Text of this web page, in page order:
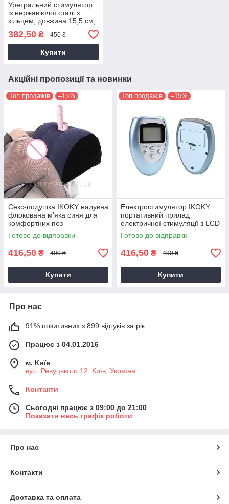
Уретральний стимулятор
із нержавіючої сталі з
кільцем, довжина 15,5 см,
діаметр 6 мм
382,50 ₴ 450 ₴
Купити
Акційні пропозиції та новинки
Топ продажів –15%
Секс-подушка IKOKY надувна
флокована м’яка синя для
комфортних поз
Готово до відправки
416,50 ₴ 490 ₴
Купити
Топ продажів –15%
Електростимулятор IKOKY
портативний прилад
електричної стимуляції з LCD
дисплеєм та режимами
масажу
Готово до відправки
416,50 ₴ 490 ₴
Купити
Про нас
91% позитивних з 899 відгуків за рік
Працює з 04.01.2016
м. Київ
вул. Ревуцького 12, Київ, Україна
Контакти
Сьогодні працює з 09:00 до 21:00
Показати весь графік роботи
Про нас
Контакти
Доставка та оплата